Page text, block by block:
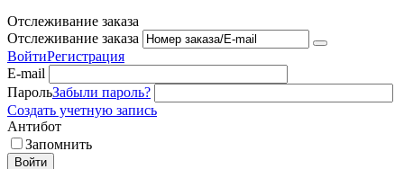
Отслеживание заказа
Отслеживание заказа
ВойтиРегистрация
E-mail
ПарольЗабыли пароль?
Создать учетную запись
Антибот
Запомнить
Войти